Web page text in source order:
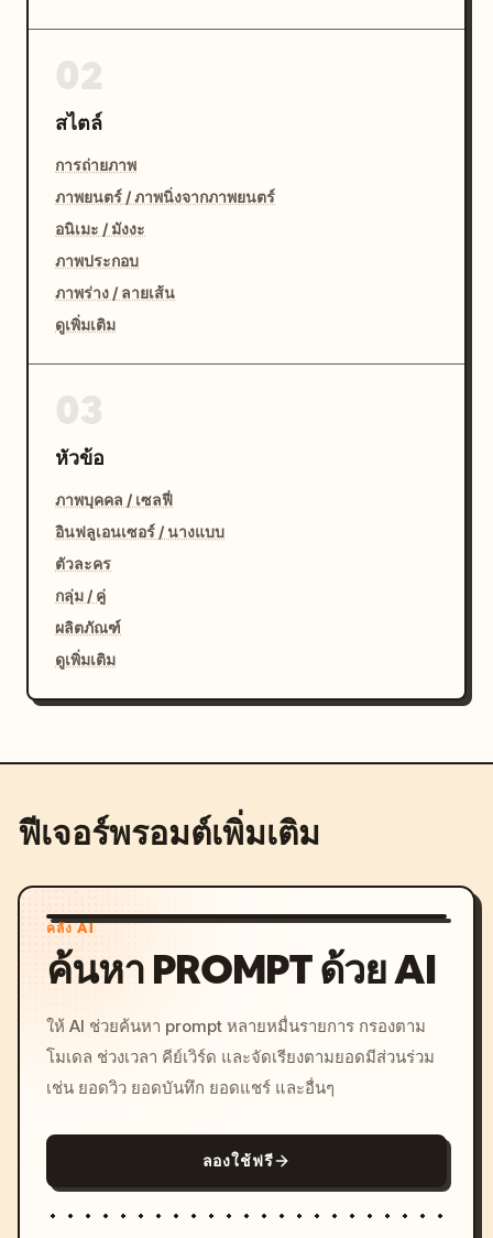
สไตล์
การถ่ายภาพ
ภาพยนตร์ / ภาพนิ่งจากภาพยนตร์
อนิเมะ / มังงะ
ภาพประกอบ
ภาพร่าง / ลายเส้น
ดูเพิ่มเติม
หัวข้อ
ภาพบุคคล / เซลฟี่
อินฟลูเอนเซอร์ / นางแบบ
ตัวละคร
กลุ่ม / คู่
ผลิตภัณฑ์
ดูเพิ่มเติม
ฟีเจอร์พรอมต์เพิ่มเติม
คลัง AI
ค้นหา PROMPT ด้วย AI
ให้ AI ช่วยค้นหา prompt หลายหมื่นรายการ กรองตาม
โมเดล ช่วงเวลา คีย์เวิร์ด และจัดเรียงตามยอดมีส่วนร่วม
เช่น ยอดวิว ยอดบันทึก ยอดแชร์ และอื่นๆ
ลองใช้ฟรี